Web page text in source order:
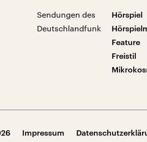
Sendungen des
Deutschlandfunk
Hörspiel
Feature
Freistil
Impressum